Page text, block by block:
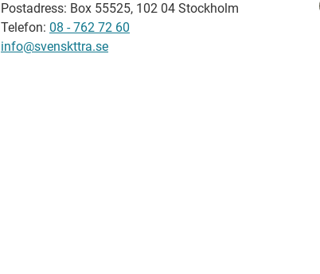
Postadress: Box 55525, 102 04 Stockholm
Telefon: 08 - 762 72 60
info@svenskttra.se